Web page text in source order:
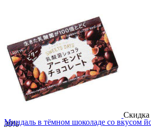
Скидка
30%
Миндаль в тёмном шоколаде со вкусом